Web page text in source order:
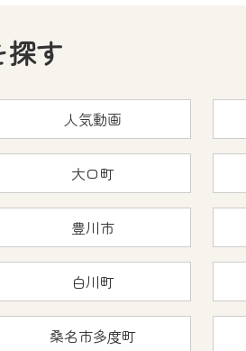
探す
人気動画
大口町
豊川市
白川町
桑名市多度町